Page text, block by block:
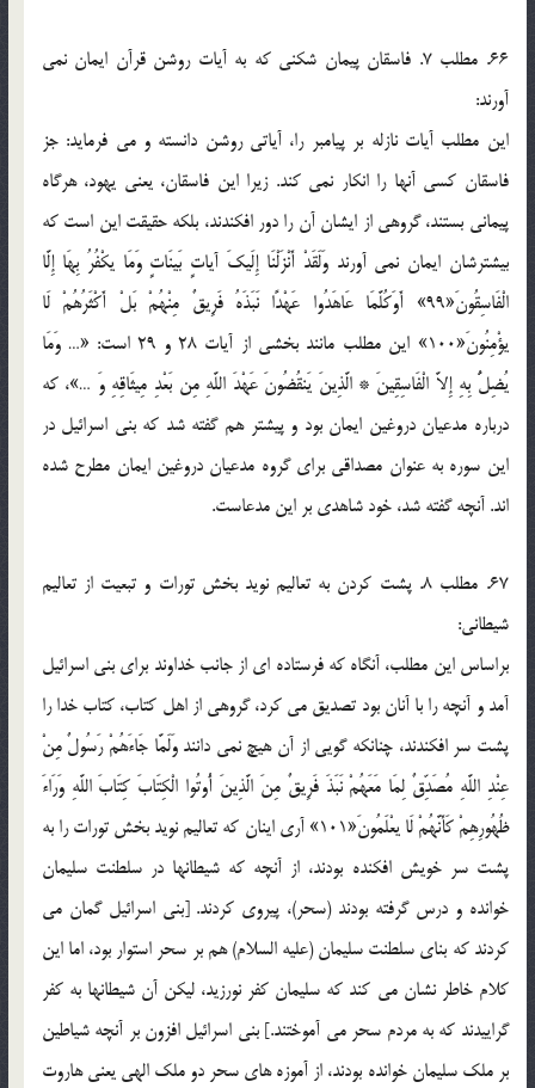
66. مطلب 7. فاسقان پيمان شکني که به آيات روشن قرآن ايمان نمي
آورند:
اين مطلب آيات نازله بر پيامبر را، آياتي روشن دانسته و مي فرمايد: جز
فاسقان کسي آنها را انکار نمي کند. زيرا اين فاسقان، يعني يهود، هرگاه
پيماني بستند، گروهي از ايشان آن را دور افکندند، بلکه حقيقت اين است که
بيشترشان ايمان نمي آورند وَلَقَدْ أَنْزَلْنَا إِلَيكَ آياتٍ بَينَاتٍ وَمَا يكْفُرُ بِهَا إِلَّا
الْفَاسِقُونَ«99» أَوَكُلَّمَا عَاهَدُوا عَهْدًا نَبَذَهُ فَرِيقٌ مِنْهُمْ بَلْ أَكْثَرُهُمْ لَا
يؤْمِنُونَ«100» اين مطلب مانند بخشي از آيات 28 و 29 است: «… وَمَا
يُضِلُّ بِهِ إِلاَّ الْفَاسِقِينَ * الَّذِينَ يَنقُضُونَ عَهْدَ اللَّهِ مِن بَعْدِ مِيثَاقِهِ وَ …»، که
درباره مدعيان دروغين ايمان بود و پيشتر هم گفته شد که بني اسرائيل در
اين سوره به عنوان مصداقي براي گروه مدعيان دروغين ايمان مطرح شده
اند. آنچه گفته شد، خود شاهدي بر اين مدعاست.
67. مطلب 8. پشت کردن به تعاليم نويد بخش تورات و تبعيت از تعاليم
شيطاني:
براساس اين مطلب، آنگاه که فرستاده اي از جانب خداوند براي بني اسرائيل
آمد و آنچه را با آنان بود تصديق مي کرد، گروهي از اهل کتاب، کتاب خدا را
پشت سر افکندند، چنانکه گويي از آن هيچ نمي دانند وَلَمَّا جَاءَهُمْ رَسُولٌ مِنْ
عِنْدِ اللَّهِ مُصَدِّقٌ لِمَا مَعَهُمْ نَبَذَ فَرِيقٌ مِنَ الَّذِينَ أُوتُوا الْكِتَابَ كِتَابَ اللَّهِ وَرَاءَ
ظُهُورِهِمْ كَأَنَّهُمْ لَا يعْلَمُونَ«101» آري اينان که تعاليم نويد بخش تورات را به
پشت سر خويش افکنده بودند، از آنچه که شيطانها در سلطنت سليمان
خوانده و درس گرفته بودند (سحر)، پيروي کردند. [بني اسرائيل گمان مي
کردند که بناي سلطنت سليمان (عليه السلام) هم بر سحر استوار بود، اما اين
کلام خاطر نشان مي کند که سليمان کفر نورزيد، ليکن آن شيطانها به کفر
گراييدند که به مردم سحر مي آموختند.] بني اسرائيل افزون بر آنچه شياطين
بر ملک سليمان خوانده بودند، از آموزه هاي سحر دو ملک الهي يعني هاروت